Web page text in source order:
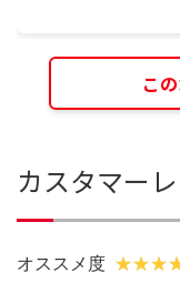
こ
カスタマー
オススメ度